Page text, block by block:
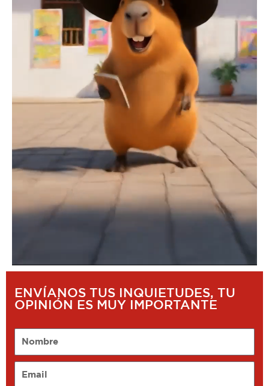
ENVÍANOS TUS INQUIETUDES, TU
OPINIÓN ES MUY IMPORTANTE